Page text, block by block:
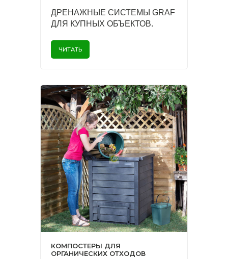
ДРЕНАЖНЫЕ СИСТЕМЫ GRAF
ДЛЯ КУПНЫХ ОБЪЕКТОВ.
ЧИТАТЬ
КОМПОСТЕРЫ ДЛЯ
ОРГАНИЧЕСКИХ ОТХОДОВ